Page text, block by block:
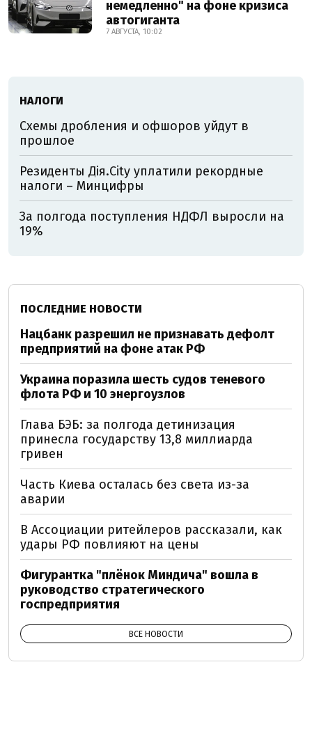
немедленно" на фоне кризиса
автогиганта
7 АВГУСТА, 10:02
НАЛОГИ
Схемы дробления и офшоров уйдут в
прошлое
Резиденты Дія.City уплатили рекордные
налоги – Минцифры
За полгода поступления НДФЛ выросли на
19%
ПОСЛЕДНИЕ НОВОСТИ
Нацбанк разрешил не признавать дефолт
предприятий на фоне атак РФ
Украина поразила шесть судов теневого
флота РФ и 10 энергоузлов
Глава БЭБ: за полгода детинизация
принесла государству 13,8 миллиарда
гривен
Часть Киева осталась без света из-за
аварии
В Ассоциации ритейлеров рассказали, как
удары РФ повлияют на цены
Фигурантка "плёнок Миндича" вошла в
руководство стратегического
госпредприятия
ВСЕ НОВОСТИ